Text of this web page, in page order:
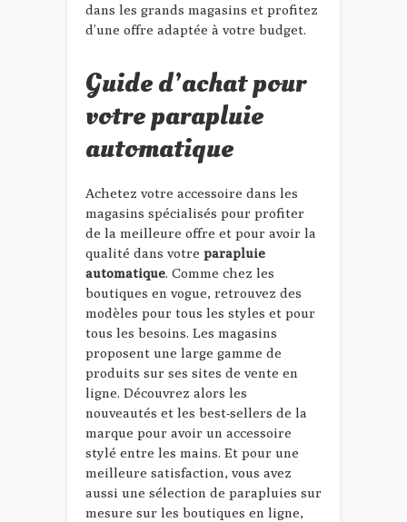
dans les grands magasins et profitez
d’une offre adaptée à votre budget.
Guide d’achat pour
votre parapluie
automatique
Achetez votre accessoire dans les
magasins spécialisés pour profiter
de la meilleure offre et pour avoir la
qualité dans votre parapluie
automatique. Comme chez les
boutiques en vogue, retrouvez des
modèles pour tous les styles et pour
tous les besoins. Les magasins
proposent une large gamme de
produits sur ses sites de vente en
ligne. Découvrez alors les
nouveautés et les best-sellers de la
marque pour avoir un accessoire
stylé entre les mains. Et pour une
meilleure satisfaction, vous avez
aussi une sélection de parapluies sur
mesure sur les boutiques en ligne,